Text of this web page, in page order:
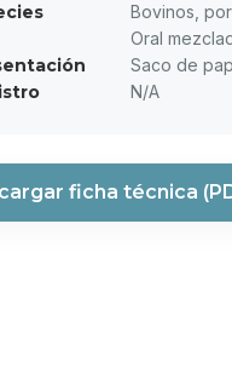
Bovinos,
Oral
Saco de
N/A
ficha técnica